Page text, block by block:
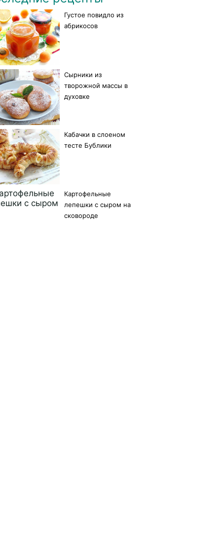
Густое повидло из
абрикосов
Сырники из
творожной массы в
духовке
Кабачки в слоеном
тесте Бублики
Картофельные
лепешки с сыром на
сковороде